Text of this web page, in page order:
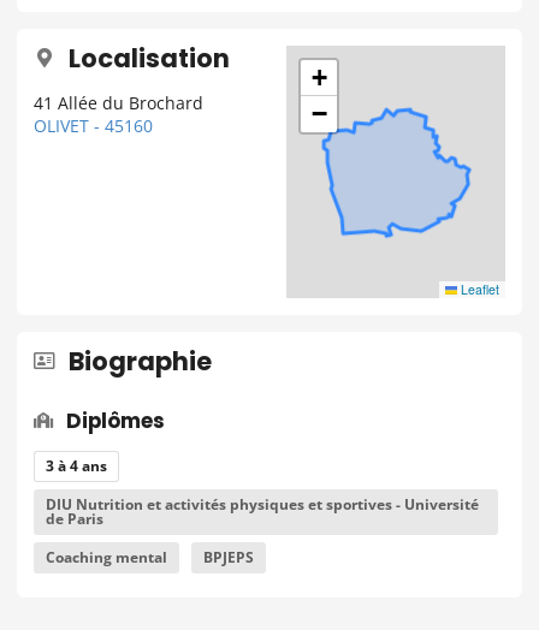
Localisation
41 Allée du Brochard
OLIVET - 45160
+
−
Leaflet
Biographie
Diplômes
3 à 4 ans
DIU Nutrition et activités physiques et sportives - Université
de Paris
Coaching mental
BPJEPS